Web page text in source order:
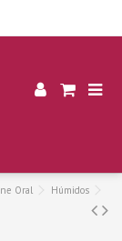
Oral
Húmidos